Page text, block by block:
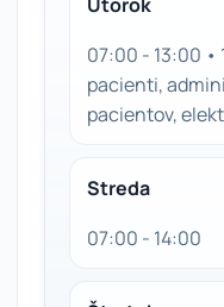
07:00 - 13:00 •
pacienti,
pacientov,
Streda
07:00 - 14:00